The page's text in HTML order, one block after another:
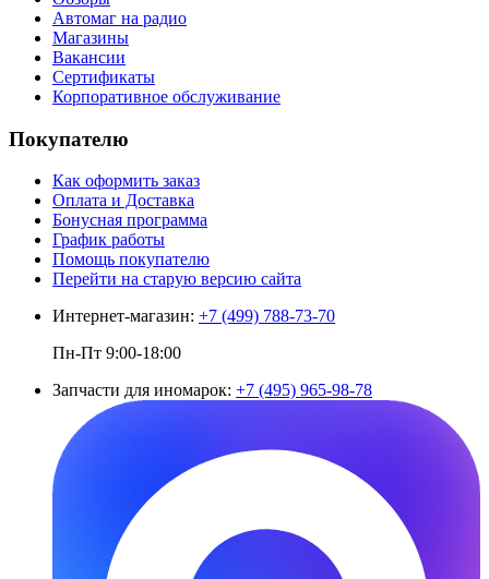
Автомаг на радио
Магазины
Вакансии
Сертификаты
Корпоративное обслуживание
Покупателю
Как оформить заказ
Оплата и Доставка
Бонусная программа
График работы
Помощь покупателю
Перейти на старую версию сайта
Интернет-магазин: +7 (499) 788-73-70
Пн-Пт 9:00-18:00
Запчасти для иномарок: +7 (495) 965-98-78